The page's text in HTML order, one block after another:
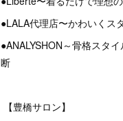
●LALA代理店〜かわいくス
●ANALYSHON～骨格スタ
断
【豊橋サロン】